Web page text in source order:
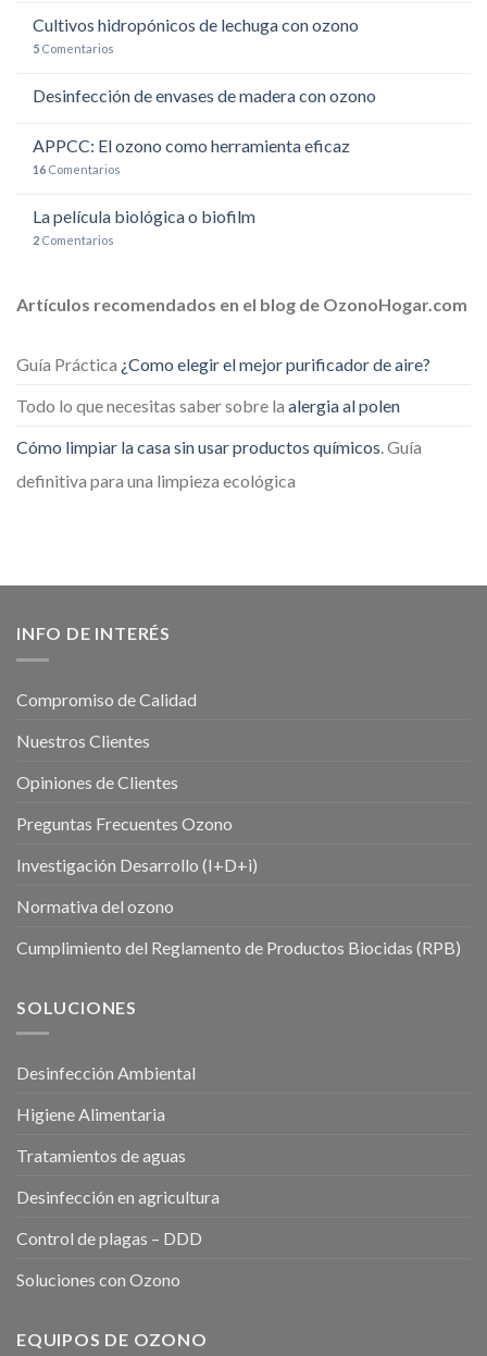
Cultivos hidropónicos de lechuga con ozono
5 Comentarios
Desinfección de envases de madera con ozono
APPCC: El ozono como herramienta eficaz
16 Comentarios
La película biológica o biofilm
2 Comentarios
Artículos recomendados en el blog de OzonoHogar.com
Guía Práctica ¿Como elegir el mejor purificador de aire?
Todo lo que necesitas saber sobre la alergia al polen
Cómo limpiar la casa sin usar productos químicos. Guía
definitiva para una limpieza ecológica
INFO DE INTERÉS
Compromiso de Calidad
Nuestros Clientes
Opiniones de Clientes
Preguntas Frecuentes Ozono
Investigación Desarrollo (I+D+i)
Normativa del ozono
Cumplimiento del Reglamento de Productos Biocidas (RPB)
SOLUCIONES
Desinfección Ambiental
Higiene Alimentaria
Tratamientos de aguas
Desinfección en agricultura
Control de plagas – DDD
Soluciones con Ozono
EQUIPOS DE OZONO